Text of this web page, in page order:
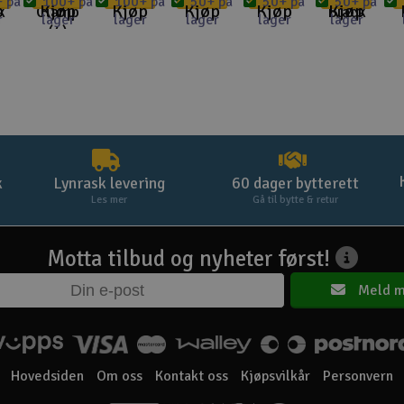
Clamp
(4)
Kjøp
lager
Kjøp
lager
Kjøp
lager
Kjøp
lager
Black
Kjøp
lager
Lynrask levering
Les mer
60 dager bytterett
Gå til bytte & retur
Motta tilbud og nyheter først!
Meld
Hovedsiden Om oss Kontakt oss Kjøpsvilkår Personvern